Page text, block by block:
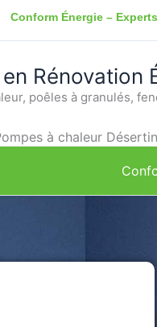
Conform Énergie –
Rénovation
poêles à granulés,
à chaleur